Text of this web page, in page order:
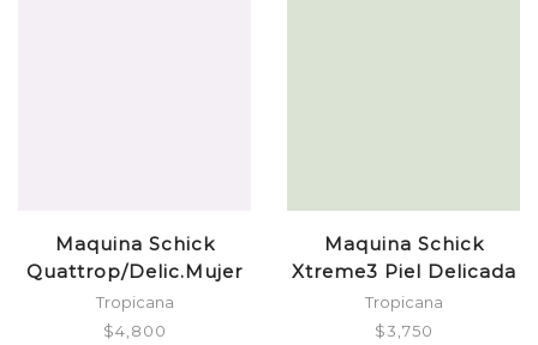
Maquina Schick
Quattrop/Delic.Mujer
Tropicana
$4,800
Maquina Schick
Xtreme3 Piel Delicada
Tropicana
$3,750